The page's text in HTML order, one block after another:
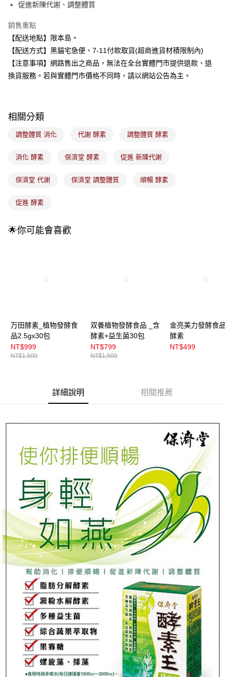
Google Pay
全盈+PAY
2.付款方式選擇「大哥付你分期」，訂單成立後會自動跳轉到大哥付的交易
流程，驗證手機門號後，選擇欲分期的期數、繳款截止日，確認付款後即完
成交易。
3.實際核准額度、可分期數及費用金額請依後續交易確認頁面所載為準。
消。如遇「轉專審核」未通過狀況，表示未達大哥付你分期系統評分，恕無
【繳款方式說明】
1.分期款項不併入電信帳單，「大哥付你分期」於每月結算日後寄送繳費提
2.透過簡訊連結打開帳單後，可選擇「超商條碼／台灣大直營門市／銀行轉
【注意事項】
每筆NT$100，滿NT$899(含以上)免運費
付款後全家取貨
7-11取貨付款
付款後門市自取
每筆NT$100，滿NT$399(含以上)免運費
促進新陳代謝、調整體質
銷售重點
【配送地點】限本島。
【配送方式】黑貓宅急便、7-11付款取貨(超商進貨材積限制內)
【注意事項】網路售出之商品，無法在全台實體門市提供退款、退
換貨服務。若與實體門市價格不同時，請以網站公告為主。
相關分類
調整體質 消化 代謝 酵素 調整體質 酵素
消化 酵素 保濟堂 酵素 促進 新陳代謝
保濟堂 代謝 保濟堂 調整體質 順暢 酵素
促進 酵素
🌟你可能會喜歡
万田酵素_植物發酵食
品2.5gx30包
NT$999
NT$1,500
双養植物發酵食品 _含
酵素+益生菌30包
NT$799
NT$1,500
金亮美力發酵食
酵素
NT$499
詳細說明 相關推薦